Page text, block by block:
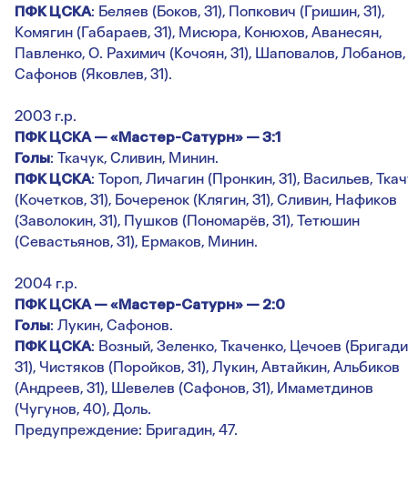
ПФК ЦСКА: Беляев (Боков, 31), Попкович (Гришин, 31),
Комягин (Габараев, 31), Мисюра, Конюхов, Аванесян,
Павленко, О. Рахимич (Кочоян, 31), Шаповалов, Лобанов,
Сафонов (Яковлев, 31).
2003 г.р.
ПФК ЦСКА — «Мастер-Сатурн» — 3:1
Голы: Ткачук, Сливин, Минин.
ПФК ЦСКА: Тороп, Личагин (Пронкин, 31), Васильев,
(Кочетков, 31), Бочеренок (Клягин, 31), Сливин, Нафиков
(Заволокин, 31), Пушков (Пономарёв, 31), Тетюшин
(Севастьянов, 31), Ермаков, Минин.
2004 г.р.
ПФК ЦСКА — «Мастер-Сатурн» — 2:0
Голы: Лукин, Сафонов.
ПФК ЦСКА: Возный, Зеленко, Ткаченко, Цечоев
31), Чистяков (Поройков, 31), Лукин, Автайкин, Альбиков
(Андреев, 31), Шевелев (Сафонов, 31), Имаметдинов
(Чугунов, 40), Доль.
Предупреждение: Бригадин, 47.